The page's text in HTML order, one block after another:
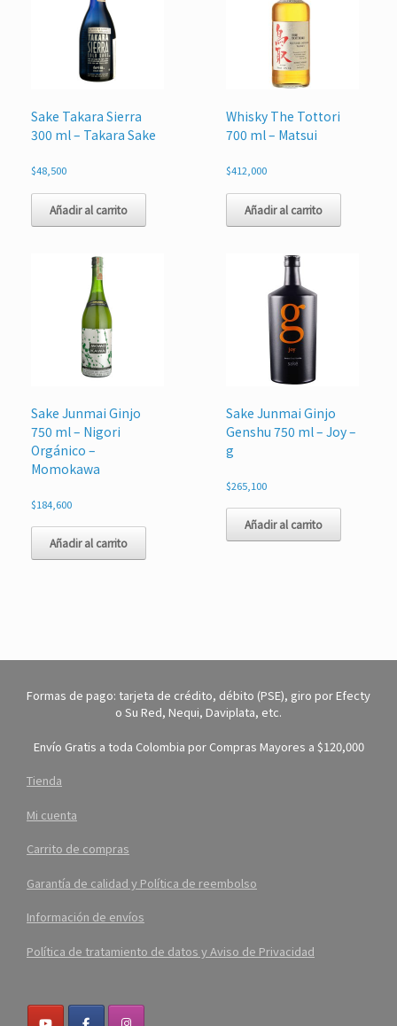
Sake Takara Sierra
300 ml – Takara Sake
$48,500
Añadir al carrito
Whisky The Tottori
700 ml – Matsui
$412,000
Añadir al carrito
Sake Junmai Ginjo
750 ml – Nigori
Orgánico –
Momokawa
$184,600
Añadir al carrito
Sake Junmai Ginjo
Genshu 750 ml – Joy –
g
$265,100
Añadir al carrito
Formas de pago: tarjeta de crédito, débito (PSE), giro por Efecty
o Su Red, Nequi, Daviplata, etc.
Envío Gratis a toda Colombia por Compras Mayores a $120,000
Tienda
Mi cuenta
Carrito de compras
Garantía de calidad y Política de reembolso
Información de envíos
Política de tratamiento de datos y Aviso de Privacidad